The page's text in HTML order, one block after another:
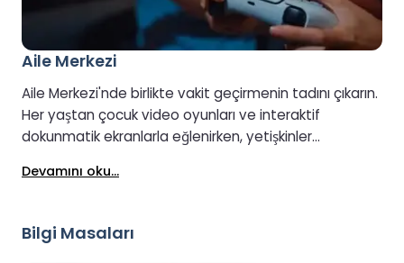
Aile Merkezi
Aile Merkezi'nde birlikte vakit geçirmenin tadını çıkarın.
Her yaştan çocuk video oyunları ve interaktif
dokunmatik ekranlarla eğlenirken, yetişkinler
atıştırmalıklarla arkalarına yaslanıp rahatlayabilirler.
Devamını oku...
Bilgi Masaları